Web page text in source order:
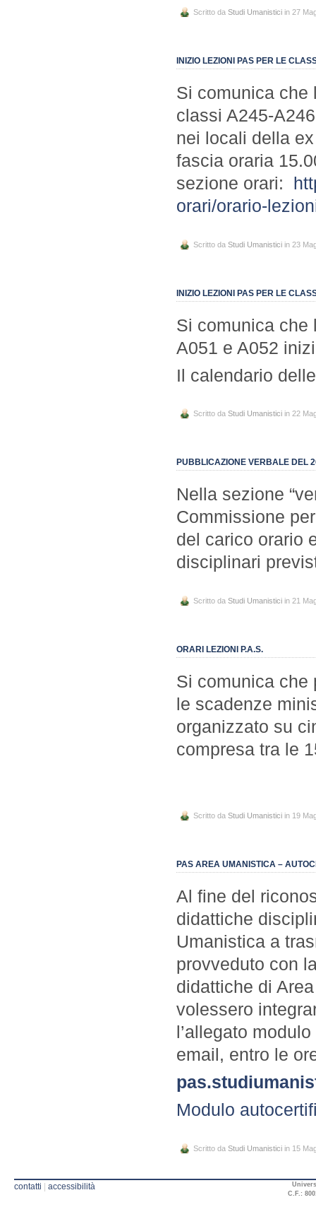
Scritto da Studi Umanistici in 27
INIZIO LEZIONI PAS PER LE
Si comunica che
classi A245-
nei locali della
fascia oraria
sezione orari:
orari/orario-
Scritto da Studi Umanistici in 23
INIZIO LEZIONI PAS PER LE
Si comunica che
A051 e A052
Il calendario
Scritto da Studi Umanistici in 22
PUBBLICAZIONE VERBALE DEL
Nella sezione
Commissione
del carico orario
disciplinari
Scritto da Studi Umanistici in 21
ORARI LEZIONI P.A.S.
Si comunica che
le scadenze
organizzato su
compresa tra le
Scritto da Studi Umanistici in 19
PAS AREA UMANISTICA –
Al fine del
didattiche
Umanistica a
provveduto con
didattiche di
volessero
l’allegato
email, entro le
Modulo
Scritto da Studi Umanistici in 15
contatti accessibilità
C.F.: